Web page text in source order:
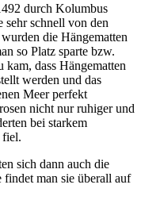
durch Kolumbus
sehr schnell von den
die Hängematten
so Platz sparte bzw.
dass Hängematten
werden und das
Meer perfekt
nicht nur ruhiger und
bei starkem
fiel.
sich dann auch die
man sie überall auf